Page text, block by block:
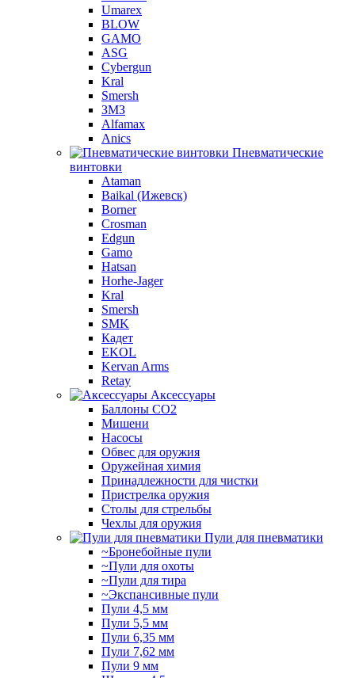
Umarex
BLOW
GAMO
ASG
Cybergun
Kral
Smersh
ЗМЗ
Alfamax
Anics
Пневматические
винтовки
Ataman
Baikal (Ижевск)
Borner
Crosman
Edgun
Gamo
Hatsan
Horhe-Jager
Kral
Smersh
SMK
Кадет
EKOL
Kervan Arms
Retay
Аксессуары
Баллоны СО2
Мишени
Насосы
Обвес для оружия
Оружейная химия
Принадлежности для чистки
Пристрелка оружия
Столы для стрельбы
Чехлы для оружия
Пули для пневматики
~Бронебойные пули
~Пули для охоты
~Пули для тира
~Экспансивные пули
Пули 4,5 мм
Пули 5,5 мм
Пули 6,35 мм
Пули 7,62 мм
Пули 9 мм